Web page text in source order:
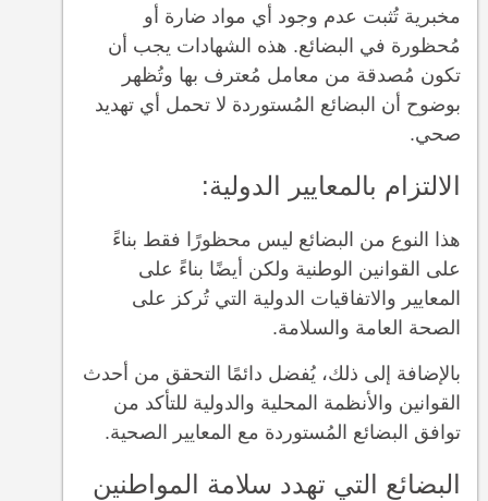
مخبرية تُثبت عدم وجود أي مواد ضارة أو
مُحظورة في البضائع. هذه الشهادات يجب أن
تكون مُصدقة من معامل مُعترف بها وتُظهر
بوضوح أن البضائع المُستوردة لا تحمل أي تهديد
صحي.
الالتزام بالمعايير الدولية:
هذا النوع من البضائع ليس محظورًا فقط بناءً
على القوانين الوطنية ولكن أيضًا بناءً على
المعايير والاتفاقيات الدولية التي تُركز على
الصحة العامة والسلامة.
بالإضافة إلى ذلك، يُفضل دائمًا التحقق من أحدث
القوانين والأنظمة المحلية والدولية للتأكد من
توافق البضائع المُستوردة مع المعايير الصحية.
البضائع التي تهدد سلامة المواطنين